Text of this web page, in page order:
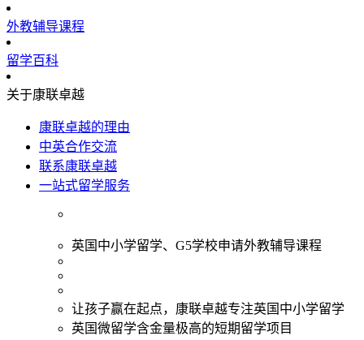
外教辅导课程
留学百科
关于康联卓越
康联卓越的理由
中英合作交流
联系康联卓越
一站式留学服务
英国中小学留学、G5学校申请外教辅导课程
让孩子赢在起点，康联卓越专注英国中小学留学
英国微留学含金量极高的短期留学项目